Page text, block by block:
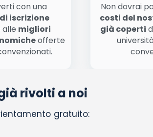
con una
iscrizione
alle migliori
offerte
Non dovrai
costi del
già coperti
rivolti a noi
gratuito: